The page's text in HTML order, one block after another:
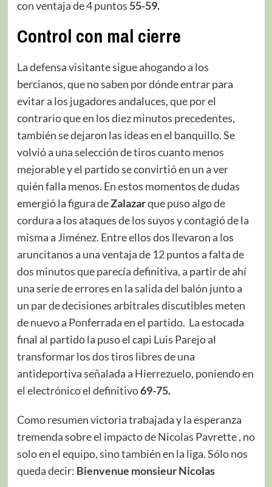
con ventaja de 4 puntos 55-59.
Control con mal cierre
La defensa visitante sigue ahogando a los
bercianos, que no saben por dónde entrar para
evitar a los jugadores andaluces, que por el
contrario que en los diez minutos precedentes,
también se dejaron las ideas en el banquillo. Se
volvió a una selección de tiros cuanto menos
mejorable y el partido se convirtió en un a ver
quién falla menos. En estos momentos de dudas
emergió la figura deZalazarque puso algo de
cordura a los ataques de los suyos y contagió de la
misma a Jiménez. Entre ellos dos llevaron a los
aruncitanos a una ventaja de 12 puntos a falta de
dos minutos que parecía definitiva, a partir de ahí
una serie de errores en la salida del balón junto a
un par de decisiones arbitrales discutibles meten
de nuevo a Ponferrada en el partido. La estocada
final al partido la puso el capi Luis Parejo al
transformar los dos tiros libres de una
antideportiva señalada a Hierrezuelo, poniendo en
el electrónico el definitivo69-75.
Como resumen victoria trabajada y la esperanza
tremenda sobre el impacto de Nicolas Pavrette , no
solo en el equipo, sino también en la liga. Sólo nos
queda decir: Bienvenue monsieur Nicolas